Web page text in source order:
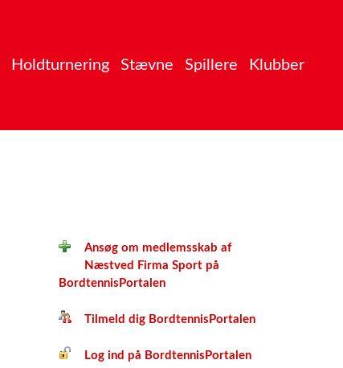
Holdturnering Stævne Spillere Klubber
Ansøg om medlemsskab af
Næstved Firma Sport på
BordtennisPortalen
Tilmeld dig BordtennisPortalen
Log ind på BordtennisPortalen